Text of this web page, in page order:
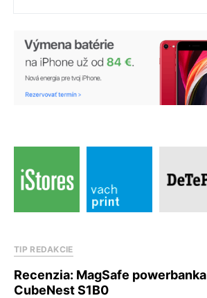
TIP REDAKCIE
Recenzia: MagSafe powerbanka
CubeNest S1B0